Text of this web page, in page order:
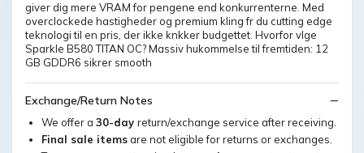
giver dig mere VRAM for pengene end konkurrenterne. Med
overclockede hastigheder og premium kling fr du cutting edge
teknologi til en pris, der ikke knkker budgettet. Hvorfor vlge
Sparkle B580 TITAN OC? Massiv hukommelse til fremtiden: 12
GB GDDR6 sikrer smooth
Exchange/Return Notes
We offer a 30-day return/exchange service after receiving.
Final sale itemsare not eligible for returns or exchanges.